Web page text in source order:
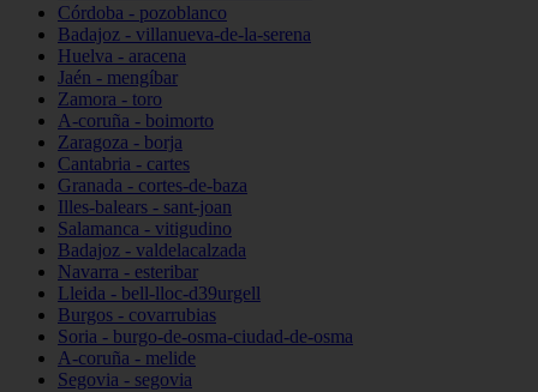
Córdoba - pozoblanco
Badajoz - villanueva-de-la-serena
Huelva - aracena
Jaén - mengíbar
Zamora - toro
A-coruña - boimorto
Zaragoza - borja
Cantabria - cartes
Granada - cortes-de-baza
Illes-balears - sant-joan
Salamanca - vitigudino
Badajoz - valdelacalzada
Navarra - esteribar
Lleida - bell-lloc-d39urgell
Burgos - covarrubias
Soria - burgo-de-osma-ciudad-de-osma
A-coruña - melide
Segovia - segovia